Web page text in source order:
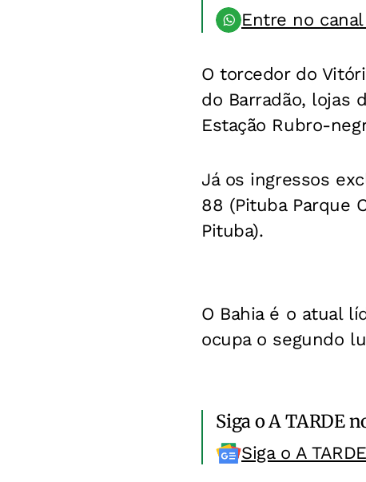
Entre no
O torcedor do
do Barradão, lojas
Estação Rubro-
Já os ingressos
88 (Pituba Parque
Pituba).
O Bahia é o atual
ocupa o segundo
Siga o A TARDE
Siga o A